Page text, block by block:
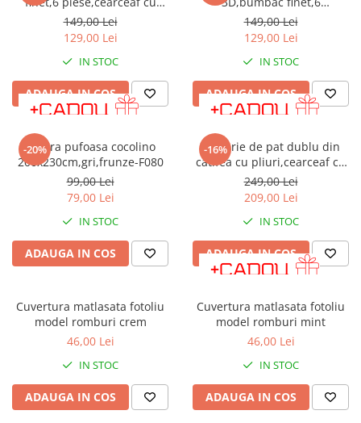
elastic,albastru inchis cu
pestisori-A905
149,00 Lei
129,00 Lei
IN STOC
ADAUGA IN COS
piese,cearceaf de pat
normal,alba,imprimeu cu
ursuleti-A1024
149,00 Lei
129,00 Lei
IN STOC
ADAUGA IN COS
-20%
Patura pufoasa cocolino
200x230cm,gri,frunze-F080
99,00 Lei
79,00 Lei
IN STOC
ADAUGA IN COS
-16%
Lenjerie de pat dublu din
catifea cu pliuri,cearceaf cu
elastic,4 piese,bej- A1383
249,00 Lei
209,00 Lei
IN STOC
ADAUGA IN COS
Cuvertura matlasata fotoliu
model romburi crem
46,00 Lei
IN STOC
ADAUGA IN COS
Cuvertura matlasata fotoliu
model romburi mint
46,00 Lei
IN STOC
ADAUGA IN COS